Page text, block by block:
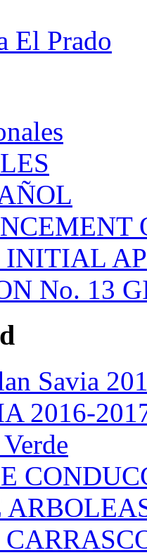
El Prado
No. 13
Savia
2016-